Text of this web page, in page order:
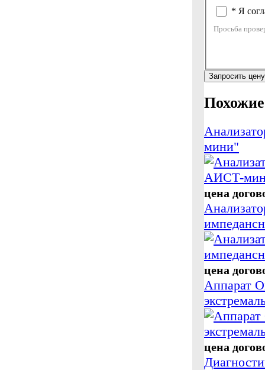
* Я
Просьба
Запросить
мини"
цена
цена
Аппарат
цена